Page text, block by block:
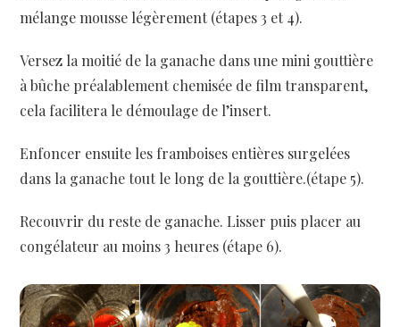
mélange mousse légèrement (étapes 3 et 4).
Versez la moitié de la ganache dans une mini gouttière
à bûche préalablement chemisée de film transparent,
cela facilitera le démoulage de l’insert.
Enfoncer ensuite les framboises entières surgelées
dans la ganache tout le long de la gouttière.(étape 5).
Recouvrir du reste de ganache. Lisser puis placer au
congélateur au moins 3 heures (étape 6).